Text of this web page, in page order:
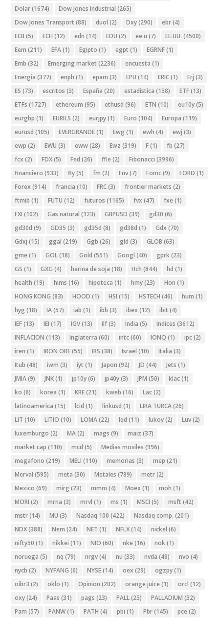
Dolar(1674) Dow Jones Industrial (265)
Dow Jones Transport (88) duol (2) Dxy(290) ebr(4)
ECB (5) ECH (12) edn (14) EDU (2) ee.u (7) EE.UU. (4500)
Eem (211) EFA(1) Egipto (1) egpt (1) EGRNF(1)
Emb (32) Emerging market (2236) encuesta (1)
Energia (377) enph (1) epam (3) EPU (14) ERIC(1) Erj (3)
ES (73) escritos (3) España (20) estadistica (158) ETF(13)
ETFs (1727) ethereum (95) ethusd (96) ETN (10) eu10y(5)
eurgbp (1) EURILS (2) eurjpy(1) Euro (104) Europa (119)
eurusd (105) EVERGRANDE(1) Ewg (1) ewh (4) ewj (3)
ewp (2) EWU (3) eww(28) Ewz (319) F(1) fb (27)
fcx (2) FDX(5) Fed (26) ffie (2) Fibonacci (3996)
financiero (933) fly(5) fm (2) Fnv(7) Fomc(9) FORD (1)
Forex (914) francia (10) FRC(3) frontier markets (2)
ftmib (1) FUTU (12) futuros (1165) fvx (47) fxe (1)
FXI (102) Gas natural (123) GBPUSD (39) gd30 (6)
gd30d (9) GD35 (3) gd35d (8) gd38d (1) Gdx (70)
Gdxj (15) ggal (219) Ggb (26) gld (3) GLOB (63)
gme (1) GOL(18) Gold (551) Googl (40) gprk(23)
GS (1) GXG (4) harina de soja (18) Hch (844) hd (1)
health (19) hims (16) hipoteca (1) hmy(23) Hon (1)
HONG KONG (83) HOOD (1) HSI (15) HSTECH (46) hum (1)
hyg (18) IA(57) iab (1) ibb (3) ibex (12) ibit (4)
IEF(13) IEI (17) IGV(13) ilf(3) India (5) Indices (3612)
INFLACION (113) Inglaterra (60) intc(60) IONQ (1) ipc(2)
iren (1) IRON ORE(55) IRS (38) Israel (10) Italia (3)
Itub (48) iwm (3) iyt (1) Japon (92) JD (44) Jets (1)
JMIA(9) JNK(1) jp10y(6) jp40y(3) JPM (50) klac(1)
ko (6) korea (1) KRE(21) kweb (16) Lac(2)
latinoamerica (15) lcid (1) linkusd (1) LIRA TURCA(26)
LIT (10) LITIO (10) LOMA(22) lqd (11) lukoy(2) Luv(2)
luxemburgo (2) MA(2) mags (9) maiz (37)
market cap (110) mcd (5) Medias moviles (996)
megafono (219) MELI (110) memorias (3) mep (21)
Merval (595) meta (30) Metales (789) metr(2)
Mexico (69) mirg (23) mmm (4) Moex (1) moh (1)
MORI (2) mrna (3) mrvl (1) ms (1) MSCI (5) msft (42)
mstr(14) MU (3) Nasdaq 100 (422) Nasdaq comp. (201)
NDX(388) Nem (24) NET (1) NFLX(14) nickel (6)
nifty50 (1) nikkei (11) NIO (60) nke (16) nok(1)
noruega (5) nq (79) nrgv(4) nu (33) nvda (48) nvo (4)
nycb (2) NYFANG (6) NYSE(14) oex (29) ogzpy(1)
oibr3 (2) oklo (1) Opinion (202) orange juice (1) orcl (12)
oxy(24) Paas (31) pags (23) PALL(25) PALLADIUM (32)
Pam (57) PANW(1) PATH (4) pbi (1) Pbr(145) pce (2)